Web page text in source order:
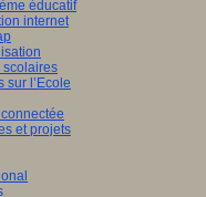
éducatif
internet
scolaires
sur l’Ecole
et projets